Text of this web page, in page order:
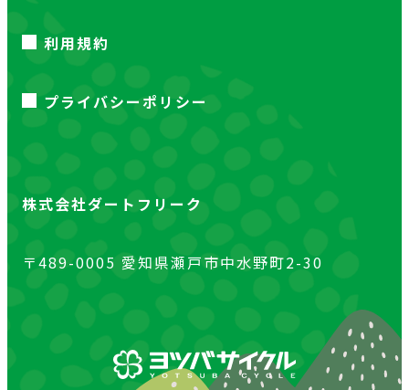
利用規約
プライバシーポリシー
株式会社ダートフリーク
〒489-0005 愛知県瀬戸市中水野町2-30